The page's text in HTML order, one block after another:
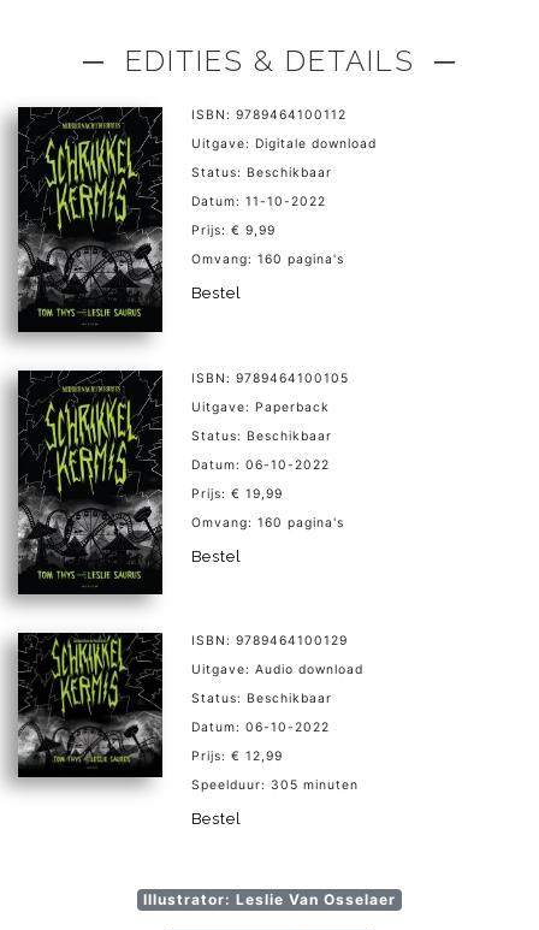
─ EDITIES & DETAILS ─
ISBN: 9789464100112
Uitgave: Digitale download
Status: Beschikbaar
Datum: 11-10-2022
Prijs: € 9,99
Omvang: 160 pagina's
Bestel
ISBN: 9789464100105
Uitgave: Paperback
Status: Beschikbaar
Datum: 06-10-2022
Prijs: € 19,99
Omvang: 160 pagina's
Bestel
ISBN: 9789464100129
Uitgave: Audio download
Status: Beschikbaar
Datum: 06-10-2022
Prijs: € 12,99
Speelduur: 305 minuten
Bestel
Illustrator: Leslie Van Osselaer